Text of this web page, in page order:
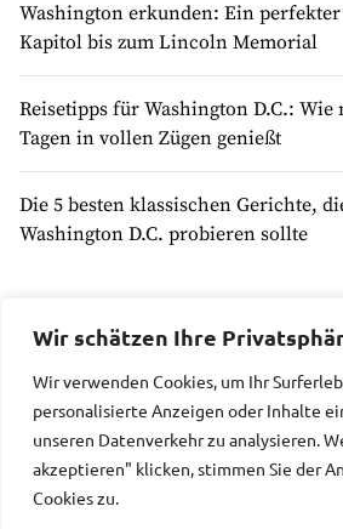
Wir schätzen Ihre
Wir verwenden Cookies, um Ihr
personalisierte Anzeigen oder Inhalte
unseren Datenverkehr zu analysieren.
akzeptieren" klicken, stimmen Sie der
Cookies zu.
Washington erkunden: Ein perfekter
Kapitol bis zum Lincoln Memorial
Reisetipps für Washington D.C.:
Tagen in vollen Zügen genießt
Die 5 besten klassischen Gerichte,
Washington D.C. probieren sollte
Impressum|Datenschutz
Copyright © 2026